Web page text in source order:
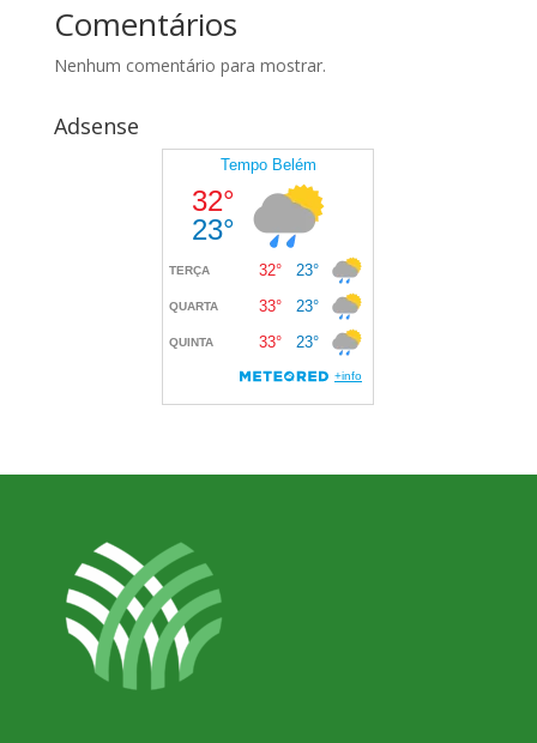
Comentários
Nenhum comentário para mostrar.
Adsense